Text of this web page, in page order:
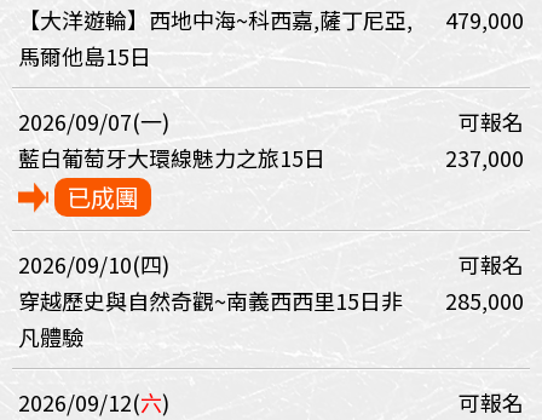
【大洋遊輪】西地中海~科西嘉,薩丁尼亞,
馬爾他島15日
479,000
2026/09/07(一)
可報名
藍白葡萄牙大環線魅力之旅15日
已成團
237,000
2026/09/10(四)
可報名
穿越歷史與自然奇觀~南義西西里15日非
凡體驗
285,000
2026/09/12(六)
可報名